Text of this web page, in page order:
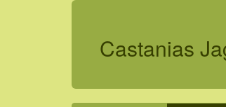
Castanias